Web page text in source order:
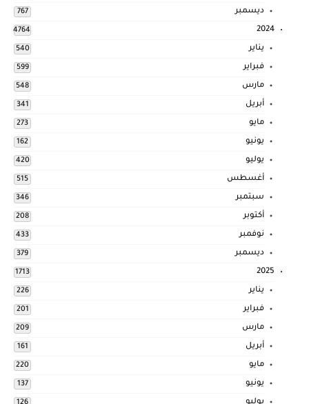
ديسمبر 767
2024
4764
يناير 540
فبراير 599
مارس 548
أبريل 341
مايو 273
يونيو 162
يوليو 420
أغسطس 515
سبتمبر 346
أكتوبر 208
نوفمبر 433
ديسمبر 379
2025
1713
يناير 226
فبراير 201
مارس 209
أبريل 161
مايو 220
يونيو 137